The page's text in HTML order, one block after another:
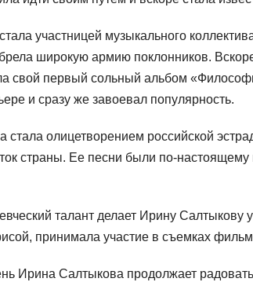
участницей музыкального
широкую армию поклонников.
свой первый сольный альбом
и сразу же завоевал популярность.
олицетворением российской
страны. Ее песни были по-
талант делает Ирину Салтыкову
принимала участие в съемках
Ирина Салтыкова продолжает